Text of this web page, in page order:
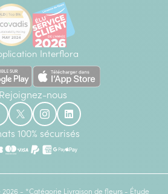
Interflora
Rejoignez-nous
100% sécurisés
2026 - *Catégorie Livraison de fleurs - Étude